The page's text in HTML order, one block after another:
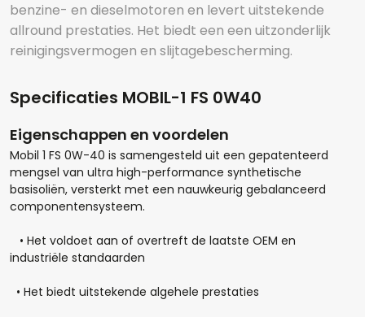
benzine- en dieselmotoren en levert uitstekende
allround prestaties. Het biedt een een uitzonderlijk
reinigingsvermogen en slijtagebescherming.
Specificaties MOBIL-1 FS 0W40
Eigenschappen en voordelen
Mobil 1 FS 0W-40 is samengesteld uit een gepatenteerd
mengsel van ultra high-performance synthetische
basisoliën, versterkt met een nauwkeurig gebalanceerd
componentensysteem.
• Het voldoet aan of overtreft de laatste OEM en
industriële standaarden
• Het biedt uitstekende algehele prestaties
Hoeveel liter*: